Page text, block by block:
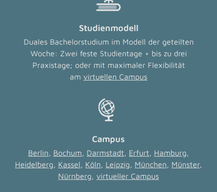
Studienmodell
Duales Bachelorstudium im Modell der geteilten
Woche: Zwei feste Studientage + bis zu drei
Praxistage; oder mit maximaler Flexibilität
am virtuellen Campus
Campus
Berlin, Bochum, Darmstadt, Erfurt, Hamburg,
Heidelberg, Kassel, Köln, Leipzig, München, Münster,
Nürnberg, virtueller Campus